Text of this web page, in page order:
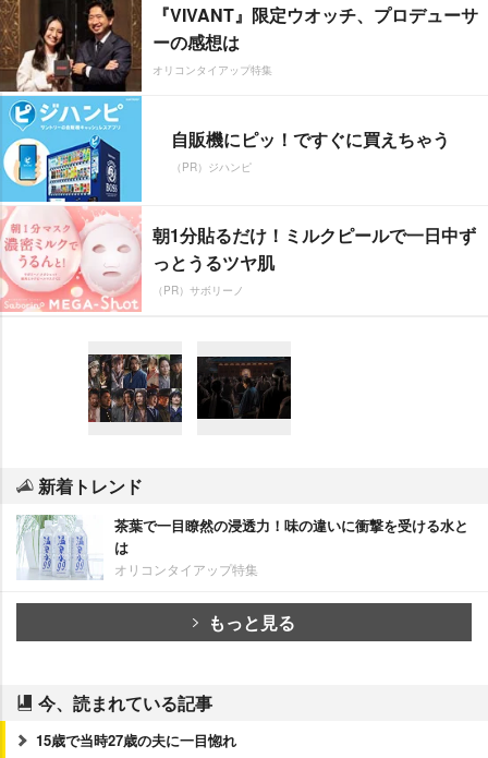
『VIVANT』限定ウオッチ、プロデューサ
ーの感想は
オリコンタイアップ特集
自販機にピッ！ですぐに買えちゃう
（PR）ジハンピ
朝1分貼るだけ！ミルクピールで一日中ず
っとうるツヤ肌
（PR）サボリーノ
新着トレンド
茶葉で一目瞭然の浸透力！味の違いに衝撃を受ける水と
は
オリコンタイアップ特集
もっと見る
今、読まれている記事
15歳で当時27歳の夫に一目惚れ